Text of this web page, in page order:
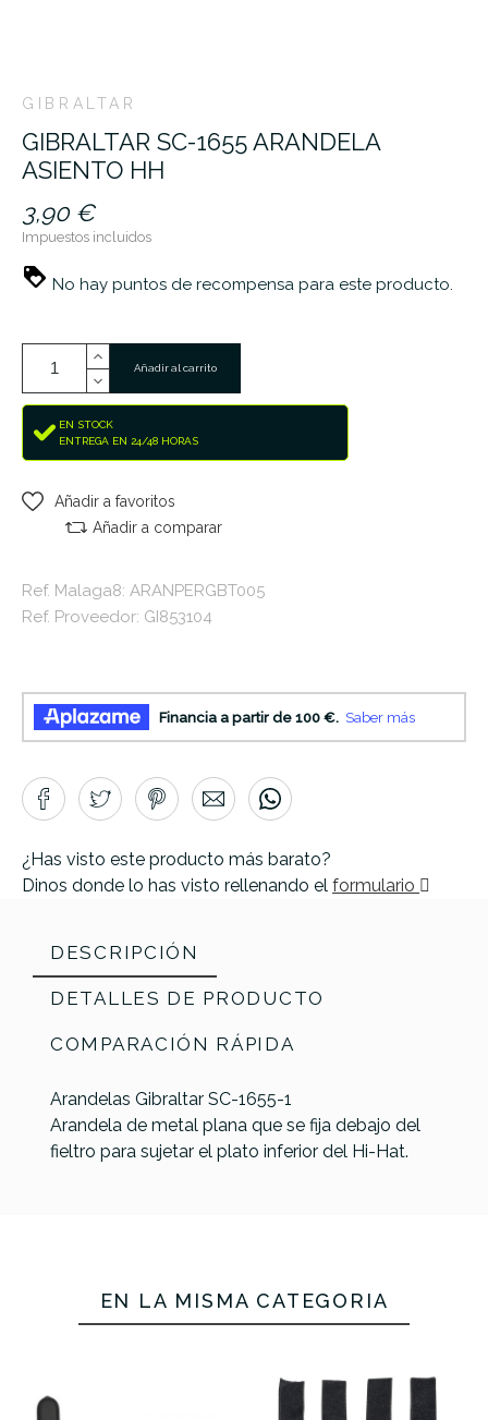
GIBRALTAR
GIBRALTAR SC-1655 ARANDELA
ASIENTO HH
3,90 €
Impuestos incluidos
No hay puntos de recompensa para este producto.
Añadir al carrito
EN STOCK
ENTREGA EN 24/48 HORAS
Añadir a favoritos
Añadir a comparar
Ref. Malaga8: ARANPERGBT005
Ref. Proveedor: GI853104
¿Has visto este producto más barato?
Dinos donde lo has visto rellenando el formulario
DESCRIPCIÓN
DETALLES DE PRODUCTO
COMPARACIÓN RÁPIDA
Arandelas Gibraltar SC-1655-1
Arandela de metal plana que se fija debajo del
fieltro para sujetar el plato inferior del Hi-Hat.
Stick
Gibraltar
SC-GPHP-
Holtz
Dynamos
Verde Par
U0030843
Custom
EN LA MISMA CATEGORÍA